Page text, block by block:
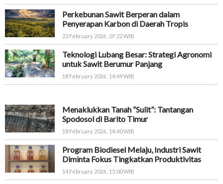
Perkebunan Sawit Berperan dalam
Penyerapan Karbon di Daerah Tropis
23 February 2026 , 07:22 WIB
Teknologi Lubang Besar: Strategi Agronomi
untuk Sawit Berumur Panjang
18 February 2026 , 14:49 WIB
Menaklukkan Tanah “Sulit”: Tantangan
Spodosol di Barito Timur
18 February 2026 , 14:40 WIB
Program Biodiesel Melaju, Industri Sawit
Diminta Fokus Tingkatkan Produktivitas
14 February 2026 , 15:00 WIB